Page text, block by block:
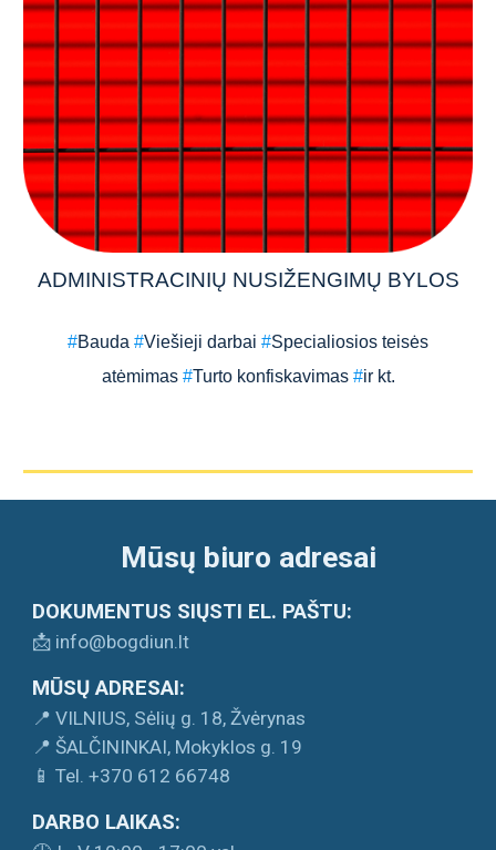
ADMINISTRACINIŲ NUSIŽENGIMŲ BYLOS
#Bauda #Viešieji darbai #Specialiosios teisės
atėmimas #Turto konfiskavimas #ir kt.
Mūsų biuro adresai
DOKUMENTUS SIŲSTI EL. PAŠTU:
📩 info@bogdiun.lt
MŪSŲ ADRESAI:
📍 VILNIUS, Sėlių g. 18, Žvėrynas
📍 ŠALČININKAI, Mokyklos g. 19
📱 Tel. +370 612 66748
DARBO LAIKAS: